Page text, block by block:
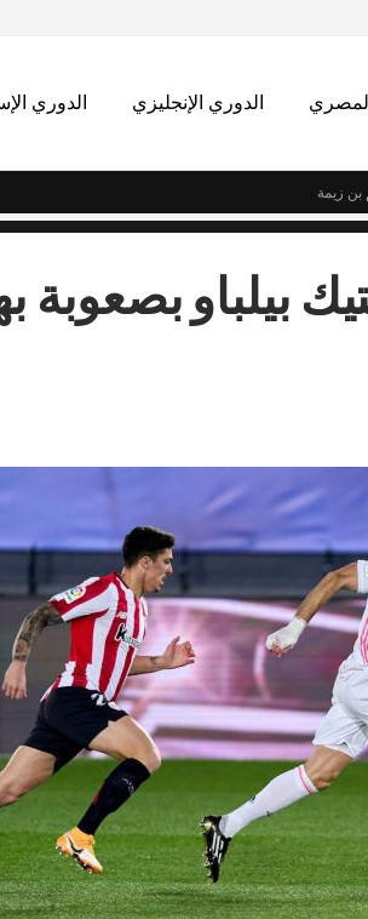
الدوري الإنجليزي الدوري
بن زيمة
بيلباو